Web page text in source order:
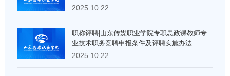
2025.10.22
职称评聘|山东传媒职业学院专职思政课教师专
业技术职务竞聘申报条件及评聘实施办法
（2023年修订）
2025.10.22